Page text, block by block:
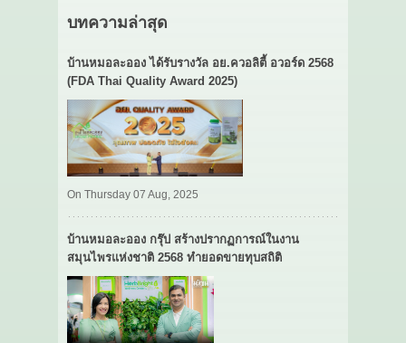
บทความล่าสุด
บ้านหมอละออง ได้รับรางวัล อย.ควอลิตี้ อวอร์ด 2568
(FDA Thai Quality Award 2025)
On Thursday 07 Aug, 2025
บ้านหมอละออง กรุ๊ป สร้างปรากฏการณ์ในงาน
สมุนไพรแห่งชาติ 2568 ทำยอดขายทุบสถิติ